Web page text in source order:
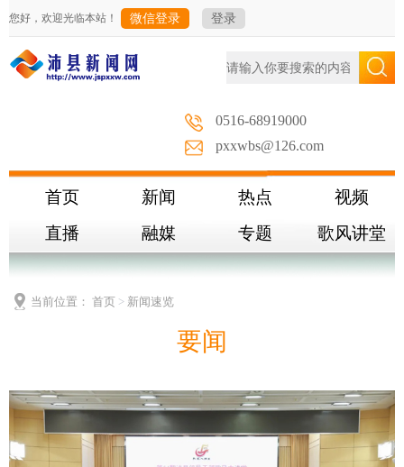
您好，欢迎光临本站！ 微信登录 登录
0516-68919000
pxxwbs@126.com
首页 新闻 热点
视频
直播
融媒 专题 歌风讲堂
当前位置： 首页 > 新闻速览
要闻